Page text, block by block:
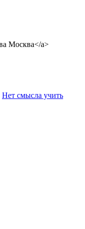
Москва</a>
Нет смысла учить